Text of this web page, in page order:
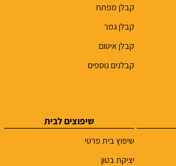
קבלן מפתח
קבלן גמר
קבלן איטום
קבלנים נוספים
שיפוצים לבית
שיפוץ בית פרטי
יציקת בטון